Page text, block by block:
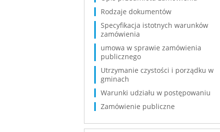
Rodzaje dokumentów
Specyfikacja istotnych warunków
zamówienia
umowa w sprawie zamówienia
publicznego
Utrzymanie czystości i porządku w
gminach
Warunki udziału w postępowaniu
Zamówienie publiczne